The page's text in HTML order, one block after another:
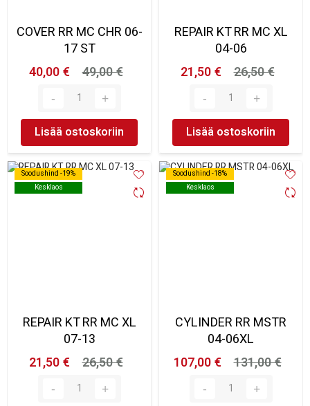
COVER RR MC CHR 06-
17 ST
40,00 €
49,00 €
Lisää ostoskoriin
REPAIR KT RR MC XL
04-06
21,50 €
26,50 €
Lisää ostoskoriin
Soodushind -19%
Kesklaos
Soodushind -19%
Kesklaos
REPAIR KT RR MC XL
07-13
21,50 €
26,50 €
Soodushind -18%
Kesklaos
Soodushind -18%
Kesklaos
CYLINDER RR MSTR
04-06XL
107,00 €
131,00 €